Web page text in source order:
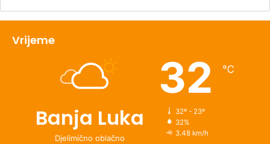
Vrijeme
Banja Luka
Djelimično oblačno
32 ℃
32º - 23º
32%
3.48 km/h